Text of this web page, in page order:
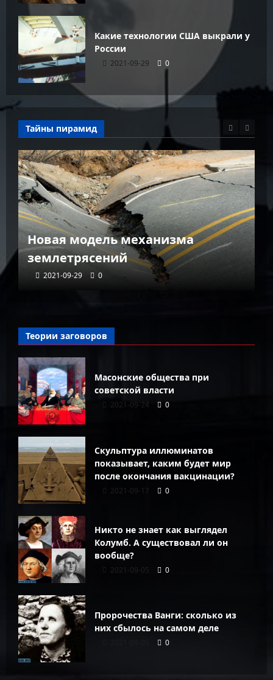
Какие технологии США выкрали у
России
2021-09-29 0
Тайны пирамид
Новая модель механизма
землетрясений
2021-09-29 0
Теории заговоров
Масонские общества при
советской власти
2021-09-24 0
Скульптура иллюминатов
показывает, каким будет мир
после окончания вакцинации?
2021-09-17 0
Никто не знает как выглядел
Колумб. А существовал ли он
вообще?
2021-09-05 0
Пророчества Ванги: сколько из
них сбылось на самом деле
0